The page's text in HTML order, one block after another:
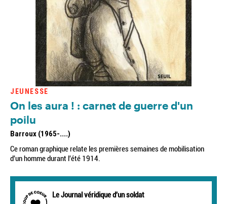
JEUNESSE
On les aura ! : carnet de guerre d'un
poilu
Barroux (1965-....)
Ce roman graphique relate les premières semaines de mobilisation
d'un homme durant l'été 1914.
Le Journal véridique d'un soldat